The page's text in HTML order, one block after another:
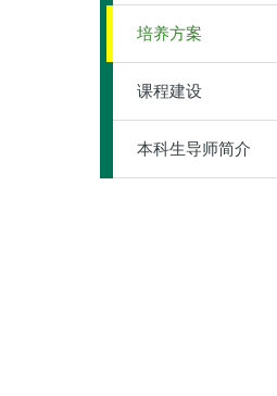
培养方案
课程建设
本科生导师简介